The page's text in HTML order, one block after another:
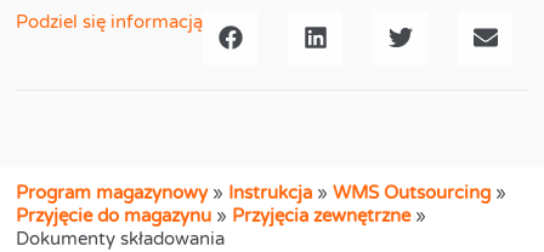
Podziel się informacją
Program magazynowy» Instrukcja »WMS Outsourcing »
Przyjęcie do magazynu » Przyjęcia zewnętrzne»
Dokumenty składowania